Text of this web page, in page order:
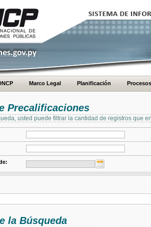
Marco Legal Planificación Procesos
Precalificaciones
usted puede filtrar la cantidad de registros que
la Búsqueda